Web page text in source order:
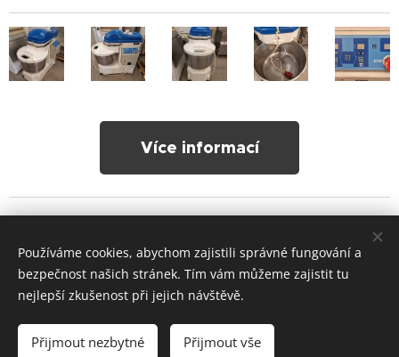
Více informací
Tesoro Technic s.r.o.
Zásady ochrany osobních údajů
Jazyky
Čeština
English
Používáme cookies, abychom zajistili správné fungování a
bezpečnost našich stránek. Tím vám můžeme zajistit tu
nejlepší zkušenost při jejich návštěvě.
Přijmout nezbytné Přijmout vše